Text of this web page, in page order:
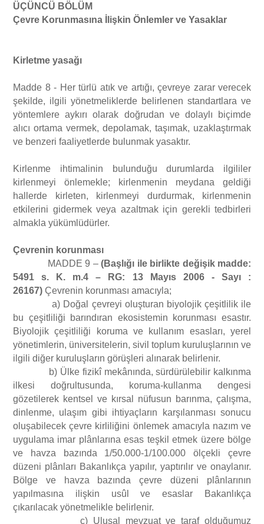
ÜÇÜNCÜ BÖLÜM
Çevre Korunmasına İlişkin Önlemler ve Yasaklar
Kirletme yasağı
Madde 8 - Her türlü atık ve artığı, çevreye zarar verecek
şekilde, ilgili yönetmeliklerde belirlenen standartlara ve
yöntemlere aykırı olarak doğrudan ve dolaylı biçimde
alıcı ortama vermek, depolamak, taşımak, uzaklaştırmak
ve benzeri faaliyetlerde bulunmak yasaktır.
Kirlenme ihtimalinin bulunduğu durumlarda ilgililer
kirlenmeyi önlemekle; kirlenmenin meydana geldiği
hallerde kirleten, kirlenmeyi durdurmak, kirlenmenin
etkilerini gidermek veya azaltmak için gerekli tedbirleri
almakla yükümlüdürler.
Çevrenin korunması
MADDE 9 – (Başlığı ile birlikte değişik madde:
5491 s. K. m.4 – RG: 13 Mayıs 2006 - Sayı :
26167) Çevrenin korunması amacıyla;
a) Doğal çevreyi oluşturan biyolojik çeşitlilik ile
bu çeşitliliği barındıran ekosistemin korunması esastır.
Biyolojik çeşitliliği koruma ve kullanım esasları, yerel
yönetimlerin, üniversitelerin, sivil toplum kuruluşlarının ve
ilgili diğer kuruluşların görüşleri alınarak belirlenir.
b) Ülke fizikî mekânında, sürdürülebilir kalkınma
ilkesi doğrultusunda, koruma-kullanma dengesi
gözetilerek kentsel ve kırsal nüfusun barınma, çalışma,
dinlenme, ulaşım gibi ihtiyaçların karşılanması sonucu
oluşabilecek çevre kirliliğini önlemek amacıyla nazım ve
uygulama imar plânlarına esas teşkil etmek üzere bölge
ve havza bazında 1/50.000-1/100.000 ölçekli çevre
düzeni plânları Bakanlıkça yapılır, yaptırılır ve onaylanır.
Bölge ve havza bazında çevre düzeni plânlarının
yapılmasına ilişkin usûl ve esaslar Bakanlıkça
çıkarılacak yönetmelikle belirlenir.
c) Ulusal mevzuat ve taraf olduğumuz